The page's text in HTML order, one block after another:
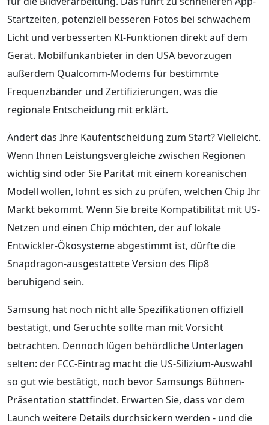
Startzeiten, potenziell besseren Fotos bei schwachem
Licht und verbesserten KI-Funktionen direkt auf dem
Gerät. Mobilfunkanbieter in den USA bevorzugen
außerdem Qualcomm-Modems für bestimmte
Frequenzbänder und Zertifizierungen, was die
regionale Entscheidung mit erklärt.
Ändert das Ihre Kaufentscheidung zum Start? Vielleicht.
Wenn Ihnen Leistungsvergleiche zwischen Regionen
wichtig sind oder Sie Parität mit einem koreanischen
Modell wollen, lohnt es sich zu prüfen, welchen Chip Ihr
Markt bekommt. Wenn Sie breite Kompatibilität mit US-
Netzen und einen Chip möchten, der auf lokale
Entwickler-Ökosysteme abgestimmt ist, dürfte die
Snapdragon-ausgestattete Version des Flip8
beruhigend sein.
Samsung hat noch nicht alle Spezifikationen offiziell
bestätigt, und Gerüchte sollte man mit Vorsicht
betrachten. Dennoch lügen behördliche Unterlagen
selten: der FCC-Eintrag macht die US-Silizium-Auswahl
so gut wie bestätigt, noch bevor Samsungs Bühnen-
Präsentation stattfindet. Erwarten Sie, dass vor dem
Launch weitere Details durchsickern werden - und die